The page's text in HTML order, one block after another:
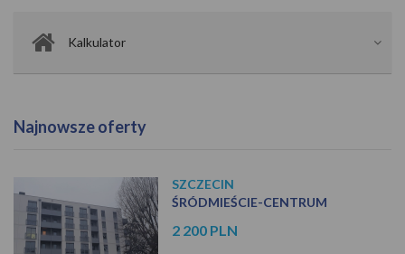
Kalkulator
Najnowsze oferty
SZCZECIN
ŚRÓDMIEŚCIE-CENTRUM
2 200 PLN